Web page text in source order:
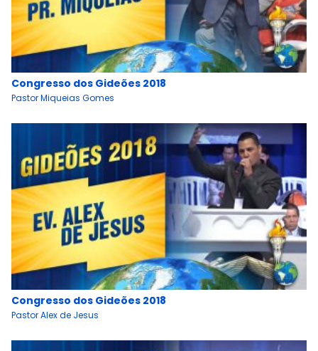
Congresso dos Gideões 2018
Pastor Miqueias Gomes
Congresso dos Gideões 2018
Pastor Alex de Jesus